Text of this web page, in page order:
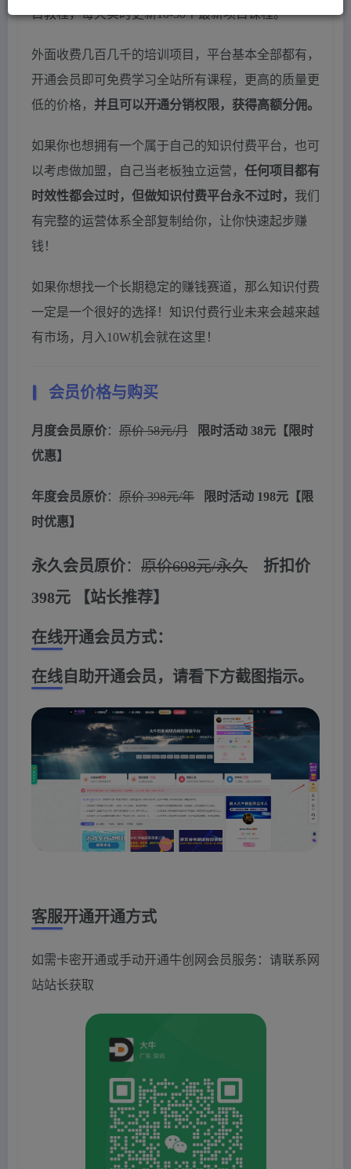
目教程，每天实时更新10-50个最新项目课程。
外面收费几百几千的培训项目，平台基本全部都有，
开通会员即可免费学习全站所有课程，更高的质量更
低的价格， 并且可以开通分销权限，获得高额分佣。
如果你也想拥有一个属于自己的知识付费平台，也可
以考虑做加盟，自己当老板独立运营， 任何项目都有
时效性都会过时，但做知识付费平台永不过时， 我们
有完整的运营体系全部复制给你，让你快速起步赚
钱！
如果你想找一个长期稳定的赚钱赛道，那么知识付费
一定是一个很好的选择！知识付费行业未来会越来越
有市场，月入10W机会就在这里！
会员价格与购买
月度会员原价： 原价 58元/月
限时活动 38元【限时
优惠】
年度会员原价： 原价 398元/年
限时活动 198元【限
时优惠】
永久会员原价： 原价698元/永久
折扣价
398元
【站长推荐】
在线开通会员方式：
在线自助开通会员，请看下方截图指示。
客服开通开通方式
如需卡密开通或手动开通牛创网会员服务：请联系网
站站长获取